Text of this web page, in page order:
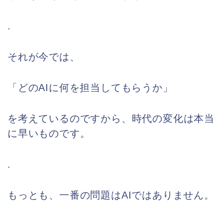
.
それが今では、
「どのAIに何を担当してもらうか」
を考えているのですから、時代の変化は本当
に早いものです。
.
もっとも、一番の問題はAIではありません。